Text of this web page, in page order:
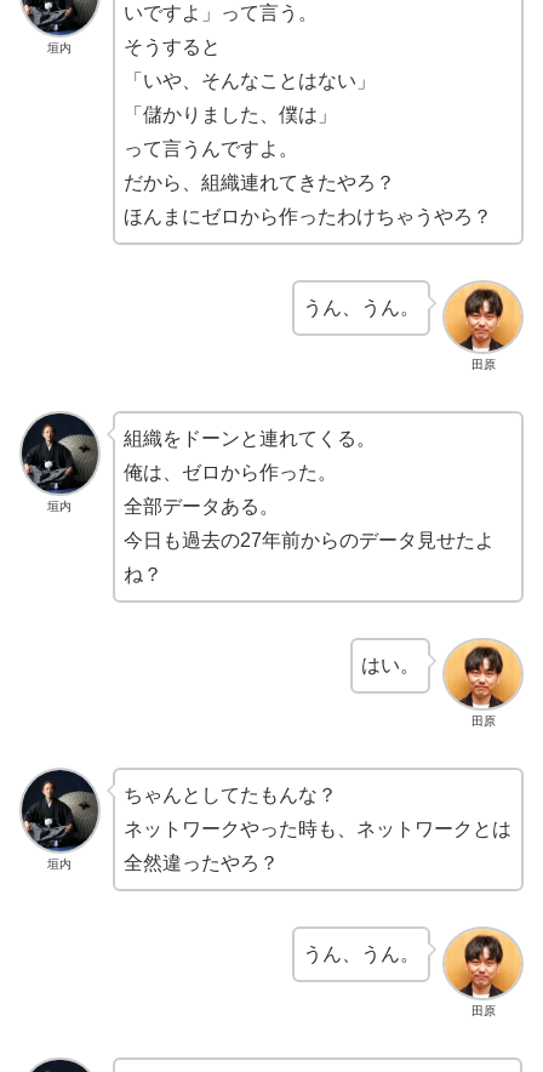
垣内
いですよ」って言う。
そうすると
「いや、そんなことはない」
「儲かりました、僕は」
って言うんですよ。
だから、組織連れてきたやろ？
ほんまにゼロから作ったわけちゃうやろ？
田原
うん、うん。
垣内
組織をドーンと連れてくる。
俺は、ゼロから作った。
全部データある。
今日も過去の27年前からのデータ見せたよ
ね？
田原
はい。
垣内
ちゃんとしてたもんな？
ネットワークやった時も、ネットワークとは
全然違ったやろ？
田原
うん、うん。